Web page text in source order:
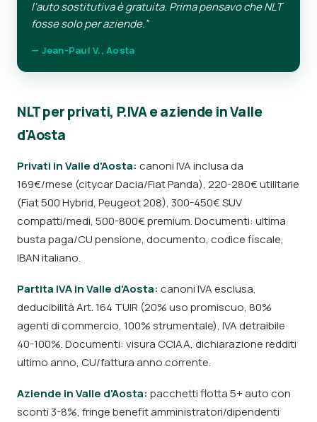
l'auto sostitutiva è gratuita. Prima pensavo che NLT
fosse solo per aziende.”
— Jean-Paul V., Aosta
NLT per privati, P.IVA e aziende in Valle
d'Aosta
Privati in Valle d'Aosta: canoni IVA inclusa da
169€/mese (citycar Dacia/Fiat Panda), 220-280€ utilitarie
(Fiat 500 Hybrid, Peugeot 208), 300-450€ SUV
compatti/medi, 500-800€ premium. Documenti: ultima
busta paga/CU pensione, documento, codice fiscale,
IBAN italiano.
Partita IVA in Valle d'Aosta: canoni IVA esclusa,
deducibilità Art. 164 TUIR (20% uso promiscuo, 80%
agenti di commercio, 100% strumentale), IVA detraibile
40-100%. Documenti: visura CCIAA, dichiarazione redditi
ultimo anno, CU/fattura anno corrente.
Aziende in Valle d'Aosta: pacchetti flotta 5+ auto con
sconti 3-8%, fringe benefit amministratori/dipendenti